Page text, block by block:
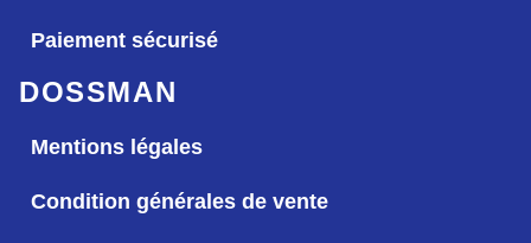
Paiement sécurisé
DOSSMAN
Mentions légales
Condition générales de vente